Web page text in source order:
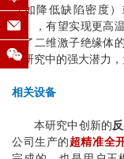
（如降低缺陷密度
构），有望实现更高
示了二维激子绝缘体
料研究中的强大潜力
相关设备
本研究中创新的
公司生产的超精准全